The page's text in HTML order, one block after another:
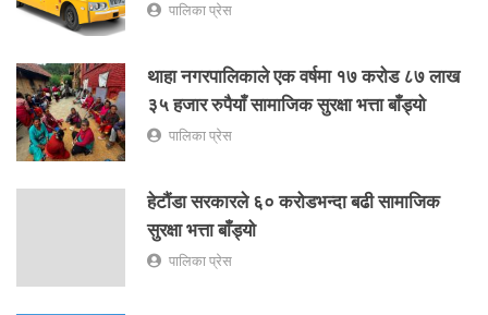
पालिका प्रेस
थाहा नगरपालिकाले एक वर्षमा १७ करोड ८७ लाख
३५ हजार रुपैयाँ सामाजिक सुरक्षा भत्ता बाँड्यो
पालिका प्रेस
हेटौंडा सरकारले ६० करोडभन्दा बढी सामाजिक
सुरक्षा भत्ता बाँड्यो
पालिका प्रेस